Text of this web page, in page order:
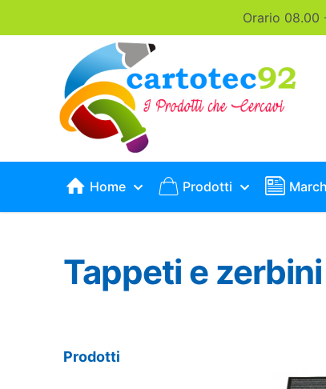
Orario 08.00
Home Prodotti
Tappeti e zerbini
Prodotti